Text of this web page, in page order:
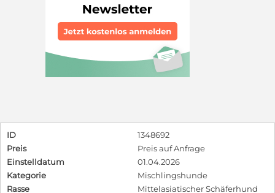
ID
1348692
Preis
Preis auf Anfrage
Einstelldatum
01.04.2026
Kategorie
Mischlingshunde
Rasse
Mittelasiatischer Schäferhund